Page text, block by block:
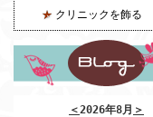
クリニックを飾る
＜2026年8月 ＞